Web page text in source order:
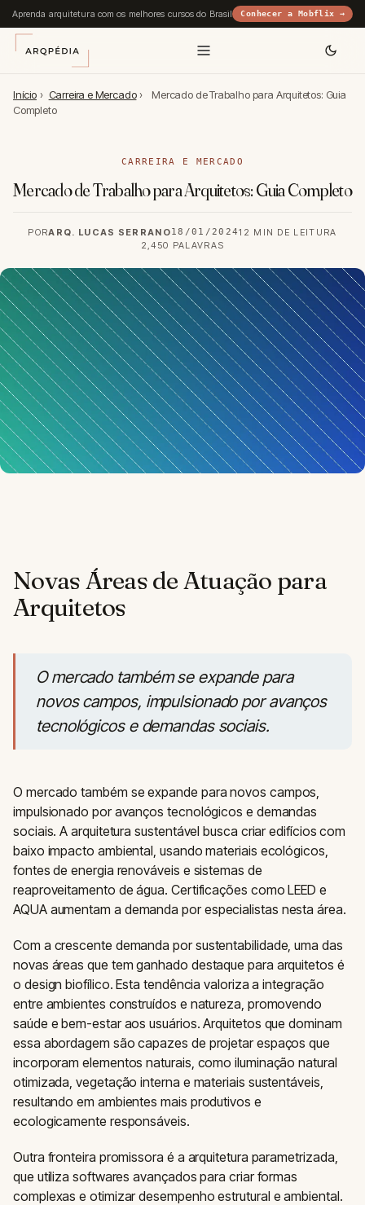
Aprenda arquitetura com os melhores cursos do Brasil Conhecer a Mobflix →
Início › Carreira e Mercado ›
Mercado de Trabalho para Arquitetos: Guia
Completo
CARREIRA E MERCADO
Mercado de Trabalho para Arquitetos: Guia Completo
PORARQ. LUCAS SERRANO18/01/202412 MIN DE LEITURA
2,450 PALAVRAS
Novas Áreas de Atuação para
Arquitetos
O mercado também se expande para
novos campos, impulsionado por avanços
tecnológicos e demandas sociais.
O mercado também se expande para novos campos,
impulsionado por avanços tecnológicos e demandas
sociais. A arquitetura sustentável busca criar edifícios com
baixo impacto ambiental, usando materiais ecológicos,
fontes de energia renováveis e sistemas de
reaproveitamento de água. Certificações como LEED e
AQUA aumentam a demanda por especialistas nesta área.
Com a crescente demanda por sustentabilidade, uma das
novas áreas que tem ganhado destaque para arquitetos é
o design biofílico. Esta tendência valoriza a integração
entre ambientes construídos e natureza, promovendo
saúde e bem-estar aos usuários. Arquitetos que dominam
essa abordagem são capazes de projetar espaços que
incorporam elementos naturais, como iluminação natural
otimizada, vegetação interna e materiais sustentáveis,
resultando em ambientes mais produtivos e
ecologicamente responsáveis.
Outra fronteira promissora é a arquitetura parametrizada,
que utiliza softwares avançados para criar formas
complexas e otimizar desempenho estrutural e ambiental.